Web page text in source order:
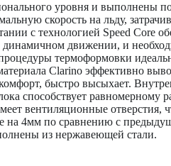
уровня и выполнены
скорость на льду,
с технологией Speed Core
динамичном движении, и
термоформовки
Clarino эффективно
быстро высыхает.
способствует равномерному
вентиляционные отверстия,
на 4мм по сравнению с
из нержавеющей стали.